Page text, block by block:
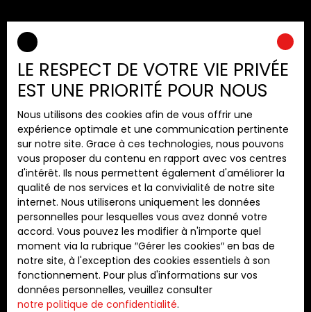
Pertinence
Trier par Créer une alerte
Vous n'avez actuellement aucun
favori
LE RESPECT DE VOTRE VIE PRIVÉE
EST UNE PRIORITÉ POUR NOUS
Nous utilisons des cookies afin de vous offrir une
expérience optimale et une communication pertinente
sur notre site. Grace à ces technologies, nous pouvons
vous proposer du contenu en rapport avec vos centres
d'intérêt. Ils nous permettent également d'améliorer la
qualité de nos services et la convivialité de notre site
internet. Nous utiliserons uniquement les données
personnelles pour lesquelles vous avez donné votre
accord. Vous pouvez les modifier à n'importe quel
moment via la rubrique ″Gérer les cookies″ en bas de
notre site, à l'exception des cookies essentiels à son
fonctionnement. Pour plus d'informations sur vos
données personnelles, veuillez consulter
notre politique de confidentialité.